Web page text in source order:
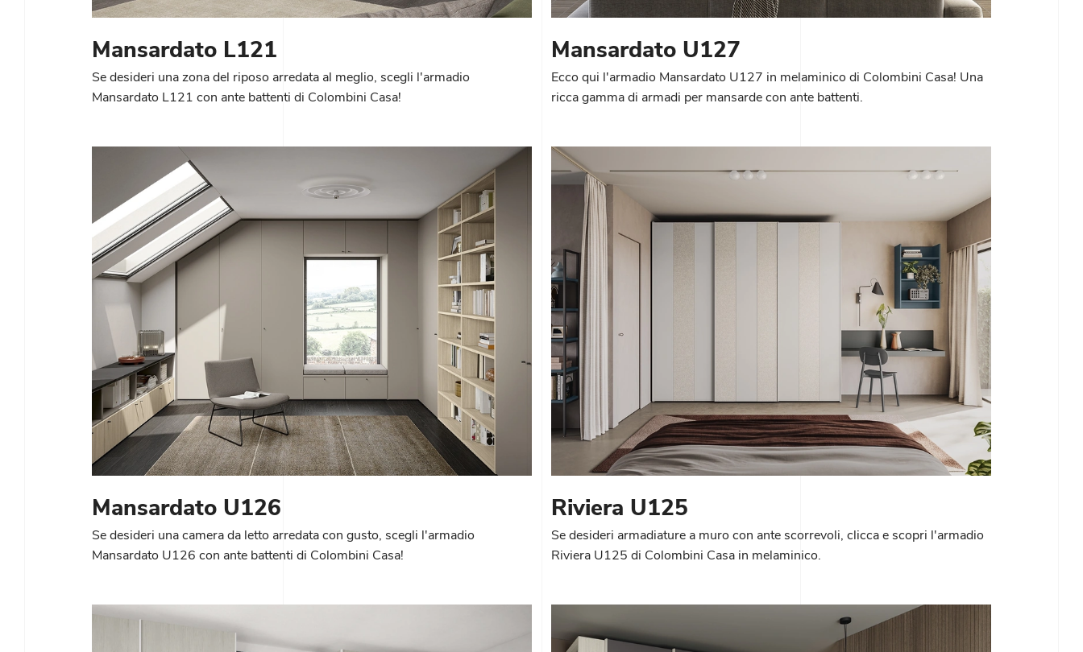
Mansardato L121
Se desideri una zona del riposo arredata al meglio, scegli l'armadio
Mansardato L121 con ante battenti di Colombini Casa!
Mansardato U127
Ecco qui l'armadio Mansardato U127 in melaminico di Colombini Casa! Una
ricca gamma di armadi per mansarde con ante battenti.
Mansardato U126
Se desideri una camera da letto arredata con gusto, scegli l'armadio
Mansardato U126 con ante battenti di Colombini Casa!
Riviera U125
Se desideri armadiature a muro con ante scorrevoli, clicca e scopri l'armadio
Riviera U125 di Colombini Casa in melaminico.